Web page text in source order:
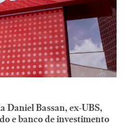
Daniel Bassan, ex-UBS,
e banco de investimento